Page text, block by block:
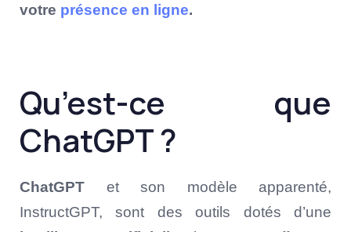
votre présence en ligne.
Qu’est-ce que
ChatGPT ?
ChatGPT et son modèle apparenté,
InstructGPT, sont des outils dotés d’une